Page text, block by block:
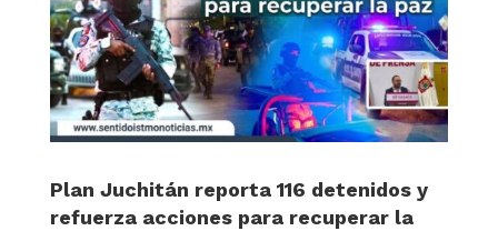
Plan Juchitán reporta 116 detenidos y
refuerza acciones para recuperar la